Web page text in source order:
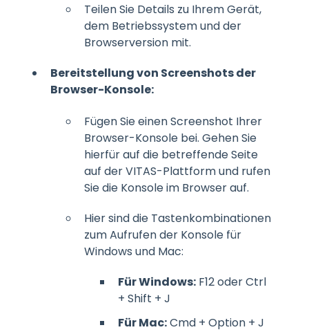
Teilen Sie Details zu Ihrem Gerät,
dem Betriebssystem und der
Browserversion mit.
Bereitstellung von Screenshots der
Browser-Konsole:
Fügen Sie einen Screenshot Ihrer
Browser-Konsole bei. Gehen Sie
hierfür auf die betreffende Seite
auf der VITAS-Plattform und rufen
Sie die Konsole im Browser auf.
Hier sind die Tastenkombinationen
zum Aufrufen der Konsole für
Windows und Mac:
Für Windows: F12 oder Ctrl
+ Shift + J
Für Mac:Cmd + Option + J